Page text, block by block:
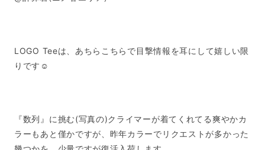
LOGO Teeは、あちらこちらで目撃情報を耳にして嬉しい限
りです☺︎
『数列』に挑む(写真の)クライマーが着てくれてる爽やかカ
ラーもあと僅かですが、昨年カラーでリクエストが多かった